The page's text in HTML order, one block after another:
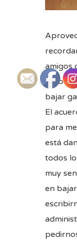
amigos
duro en
bajar
El
para
está
todos
muy
en